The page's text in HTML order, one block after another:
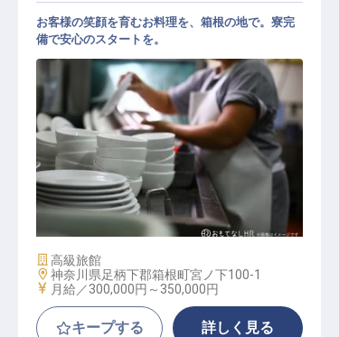
調理補助スタッフ
お客様の笑顔を育むお料理を、箱根の地で。寮完
備で安心のスタートを。
施設業態
高級旅館
勤務地
神奈川県足柄下郡箱根町宮ノ下100-1
給与
月給／300,000円～ 350,000円
キープする 詳しく見る